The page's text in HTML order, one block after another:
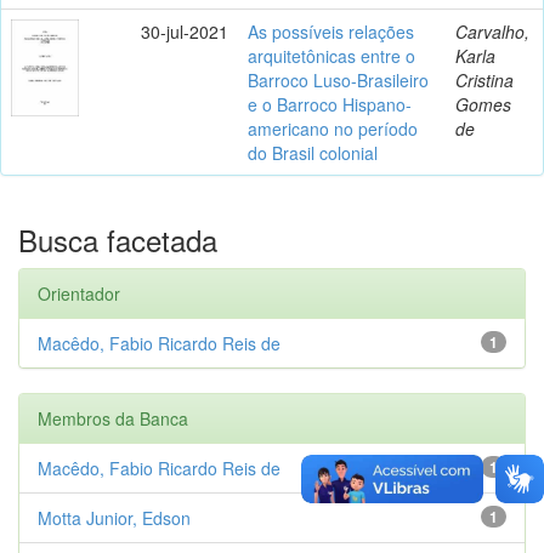
30-jul-2021
As possíveis relações
arquitetônicas entre o
Barroco Luso-Brasileiro
e o Barroco Hispano-
americano no período
do Brasil colonial
Carvalho,
Karla
Cristina
Gomes
de
Busca facetada
Orientador
1
Macêdo, Fabio Ricardo Reis de
Membros da Banca
1
Macêdo, Fabio Ricardo Reis de
1
Motta Junior, Edson